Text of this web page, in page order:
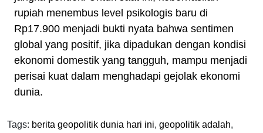
rupiah menembus level psikologis baru di
Rp17.900 menjadi bukti nyata bahwa sentimen
global yang positif, jika dipadukan dengan kondisi
ekonomi domestik yang tangguh, mampu menjadi
perisai kuat dalam menghadapi gejolak ekonomi
dunia.
Tags: berita geopolitik dunia hari ini, geopolitik adalah,